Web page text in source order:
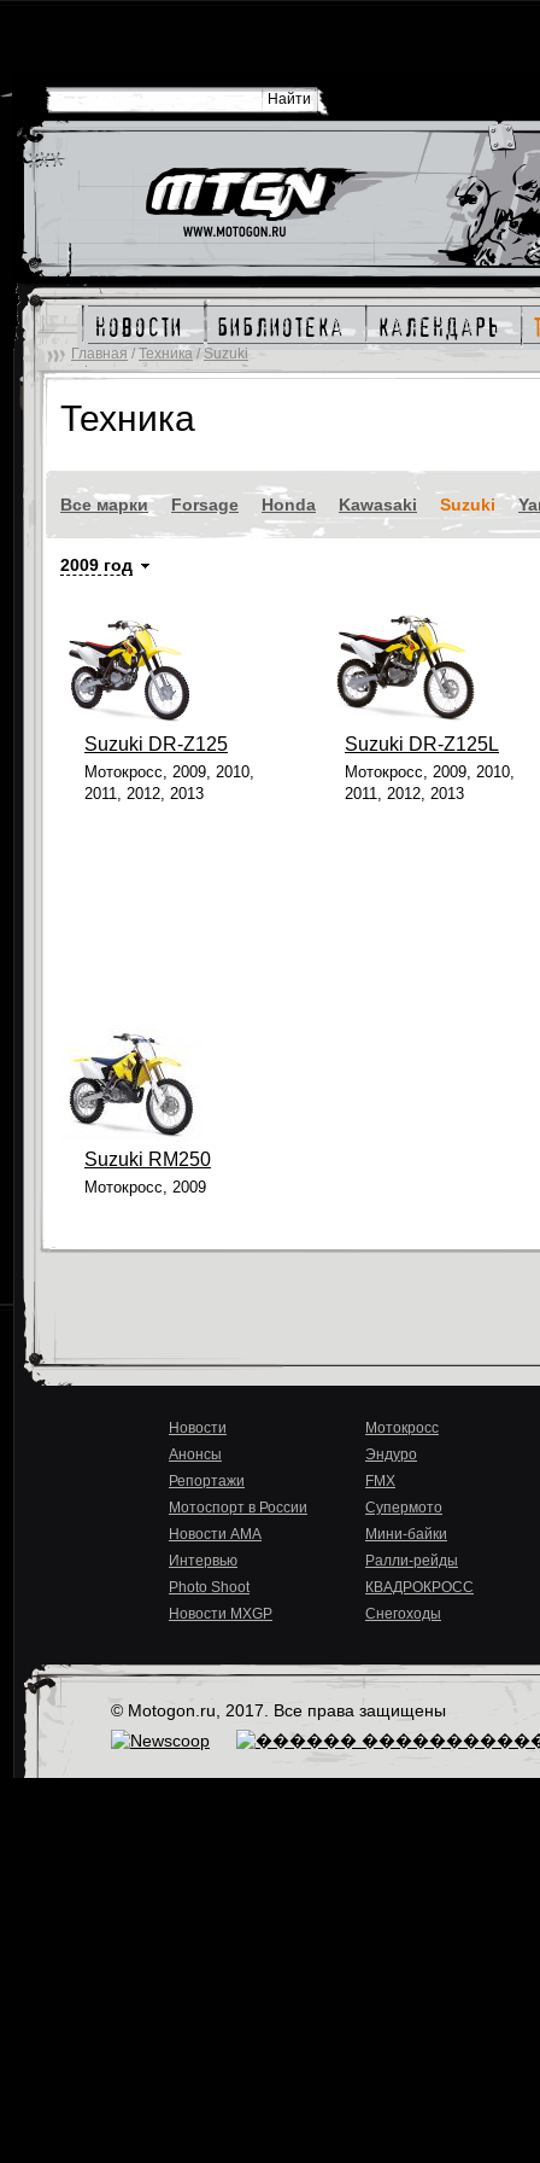
новости библиотека календарь
Главная /Техника /Suzuki
Техника
Все марки Forsage Honda Kawasaki Suzuki
2009 год
Suzuki DR-Z125
Мотокросс, 2009, 2010,
2011, 2012, 2013
Suzuki DR-Z125L
Мотокросс, 2009, 2010,
2011, 2012, 2013
Suzuki RM250
Мотокросс, 2009
Новости
Анонсы
Репортажи
Мотоспорт в России
Новости AMA
Интервью
Photo Shoot
Новости MXGP
Мотокросс
Эндуро
FMX
Супермото
Мини-байки
Ралли-рейды
КВАДРОКРОСС
Снегоходы
© Motogon.ru, 2017. Все права защищены